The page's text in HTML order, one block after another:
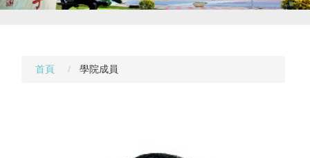
首頁 學院成員